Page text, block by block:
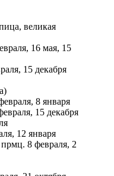
великая
16 мая, 15
15 декабря
8 января
15 декабря
12 января
8 февраля, 2